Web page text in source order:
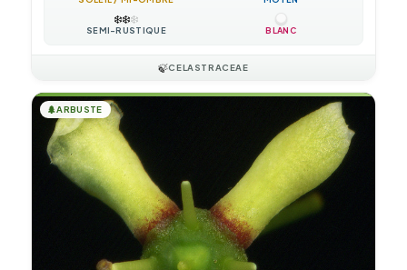
❄️❄️❄️
SEMI-RUSTIQUE BLANC
🍃CELASTRACEAE
🌲ARBUSTE